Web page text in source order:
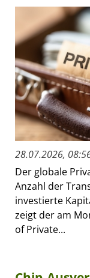
28.07.2026,
Der globale
Anzahl der
investierte
zeigt der am
of Private...